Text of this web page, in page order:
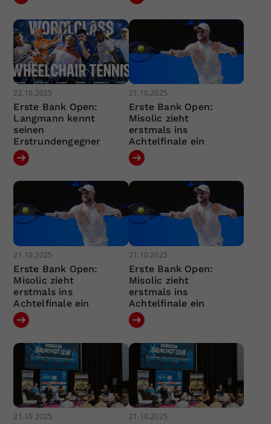
22.10.2025
Erste Bank Open:
Langmann kennt
seinen
Erstrundengegner
21.10.2025
Erste Bank Open:
Misolic zieht
erstmals ins
Achtelfinale ein
21.10.2025
Erste Bank Open:
Misolic zieht
erstmals ins
Achtelfinale ein
21.10.2025
Erste Bank Open:
Misolic zieht
erstmals ins
Achtelfinale ein
21.10.2025 21.10.2025